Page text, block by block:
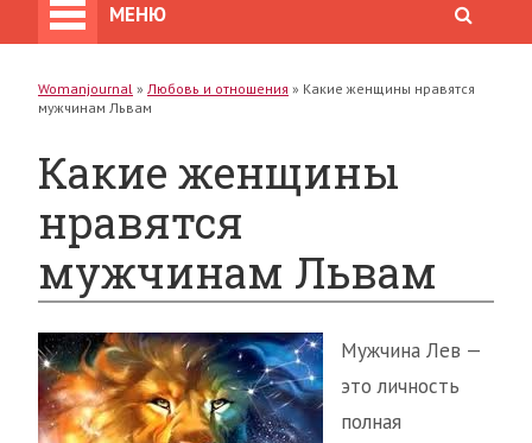
МЕНЮ
Womanjournal » Любовь и отношения » Какие женщины нравятся
мужчинам Львам
Какие женщины
нравятся
мужчинам Львам
Мужчина Лев —
это личность
полная